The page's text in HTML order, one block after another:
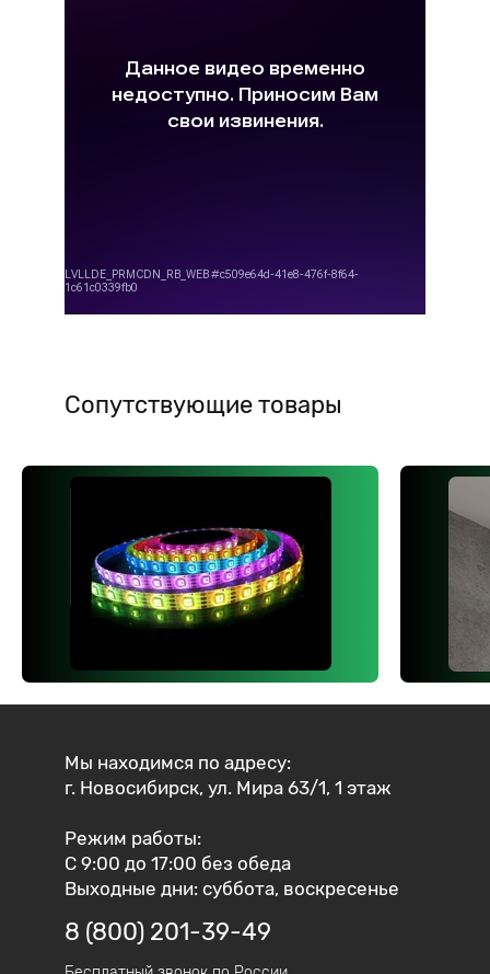
Сопутствующие товары
Мы находимся по адресу:
г. Новосибирск, ул. Мира 63/1, 1 этаж
Режим работы:
С 9:00 до 17:00 без обеда
Выходные дни: суббота, воскресенье
8 (800) 201-39-49